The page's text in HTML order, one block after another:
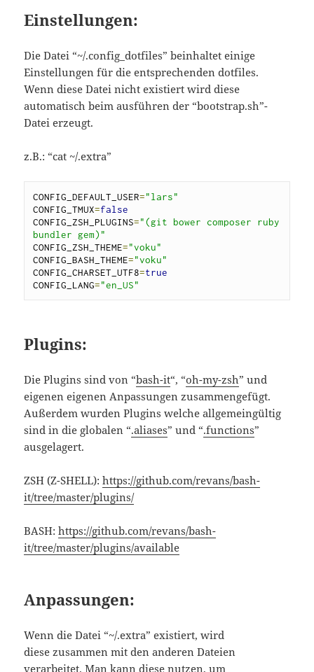
Einstellungen:
Die Datei “~/.config_dotfiles” beinhaltet einige
Einstellungen für die entsprechenden dotfiles.
Wenn diese Datei nicht existiert wird diese
automatisch beim ausführen der “bootstrap.sh”-
Datei erzeugt.
z.B.: “cat ~/.extra”
CONFIG_DEFAULT_USER="lars"
CONFIG_TMUX=false
CONFIG_ZSH_PLUGINS="(git bower composer ruby
bundler gem) "
CONFIG_ZSH_THEME="voku"
CONFIG_BASH_THEME="voku"
CONFIG_CHARSET_UTF8=true
CONFIG_LANG="en_US"
Plugins:
Die Plugins sind von “bash-it“, “oh-my-zsh” und
eigenen eigenen Anpassungen zusammengefügt.
Außerdem wurden Plugins welche all­ge­mein­gül­tig
sind in die globalen “.aliases” und “.functions”
ausgelagert.
ZSH (Z-SHELL):https://github.com/revans/bash-
it/tree/master/plugins/
BASH:https://github.com/revans/bash-
it/tree/master/plugins/available
Anpassungen:
Wenn die Datei “~/.extra” existiert, wird
diese zusammen mit den anderen Dateien
verarbeitet. Man kann diese nutzen, um